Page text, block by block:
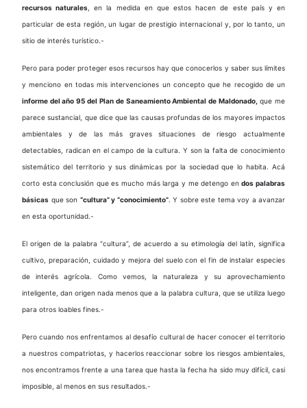
recursos naturales , en la medida en que estos hacen de este país y en
particular de esta región, un lugar de prestigio internacional y, por lo tanto, un
sitio de interés turístico.-
Pero para poder proteger esos recursos hay que conocerlos y saber sus límites
y menciono en todas mis intervenciones un concepto que he recogido de un
informe del año 95 del Plan de Saneamiento Ambiental de Maldonado, que me
parece sustancial, que dice que las causas profundas de los mayores impactos
ambientales y de las más graves situaciones de riesgo actualmente
detectables, radican en el campo de la cultura. Y son la falta de conocimiento
sistemático del territorio y sus dinámicas por la sociedad que lo habita. Acá
corto esta conclusión que es mucho más larga y me detengo endos palabras
básicas que son “cultura” y “conocimiento”. Y sobre este tema voy a avanzar
en esta oportunidad.-
El origen de la palabra “cultura”, de acuerdo a su etimología del latín, significa
cultivo, preparación, cuidado y mejora del suelo con el fin de instalar especies
de interés agrícola. Como vemos, la naturaleza y su aprovechamiento
inteligente, dan origen nada menos que a la palabra cultura, que se utiliza luego
para otros loables fines.-
Pero cuando nos enfrentamos al desafío cultural de hacer conocer el territorio
a nuestros compatriotas, y hacerlos reaccionar sobre los riesgos ambientales,
nos encontramos frente a una tarea que hasta la fecha ha sido muy difícil, casi
imposible, al menos en sus resultados.-